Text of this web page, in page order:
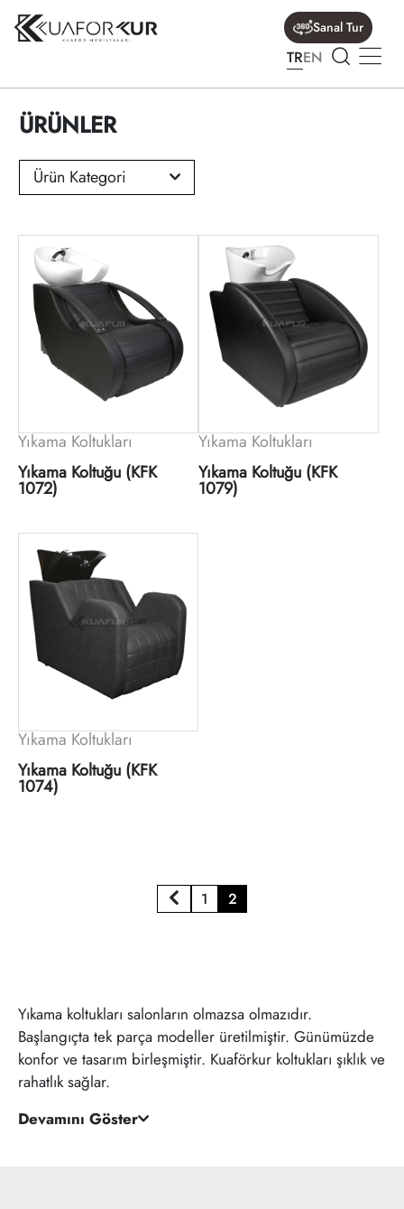
Sanal Tur
TREN
ÜRÜNLER
Ürün Kategori
Yıkama Koltukları
Yıkama Koltuğu (KFK
1072)
Yıkama Koltukları
Yıkama Koltuğu (KFK
1079)
Yıkama Koltukları
Yıkama Koltuğu (KFK
1074)
1 2
Yıkama koltukları salonların olmazsa olmazıdır.
Başlangıçta tek parça modeller üretilmiştir. Günümüzde
konfor ve tasarım birleşmiştir. Kuaförkur koltukları şıklık ve
rahatlık sağlar.
Devamını Göster